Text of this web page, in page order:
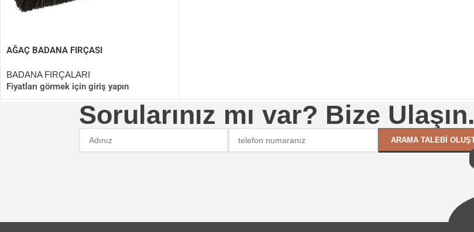
AĞAÇ BADANA FIRÇASI
BADANA FIRÇALARI
Fiyatları görmek için giriş yapın
Sorularınız mı var? Bize Ulaşın.